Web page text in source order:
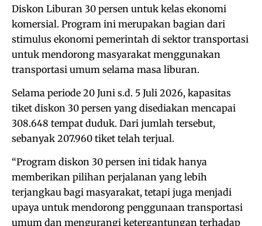
Diskon Liburan 30 persen untuk kelas ekonomi
komersial. Program ini merupakan bagian dari
stimulus ekonomi pemerintah di sektor transportasi
untuk mendorong masyarakat menggunakan
transportasi umum selama masa liburan.
Selama periode 20 Juni s.d. 5 Juli 2026, kapasitas
tiket diskon 30 persen yang disediakan mencapai
308.648 tempat duduk. Dari jumlah tersebut,
sebanyak 207.960 tiket telah terjual.
“Program diskon 30 persen ini tidak hanya
memberikan pilihan perjalanan yang lebih
terjangkau bagi masyarakat, tetapi juga menjadi
upaya untuk mendorong penggunaan transportasi
umum dan mengurangi ketergantungan terhadap